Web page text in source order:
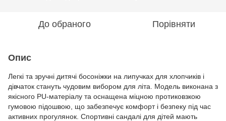
До обраного Порівняти
Опис
Легкі та зручні дитячі босоніжки на липучках для хлопчиків і
дівчаток стануть чудовим вибором для літа. Модель виконана з
якісного PU-матеріалу та оснащена міцною протиковзкою
гумовою підошвою, що забезпечує комфорт і безпеку під час
активних прогулянок. Спортивні сандалі для дітей мають